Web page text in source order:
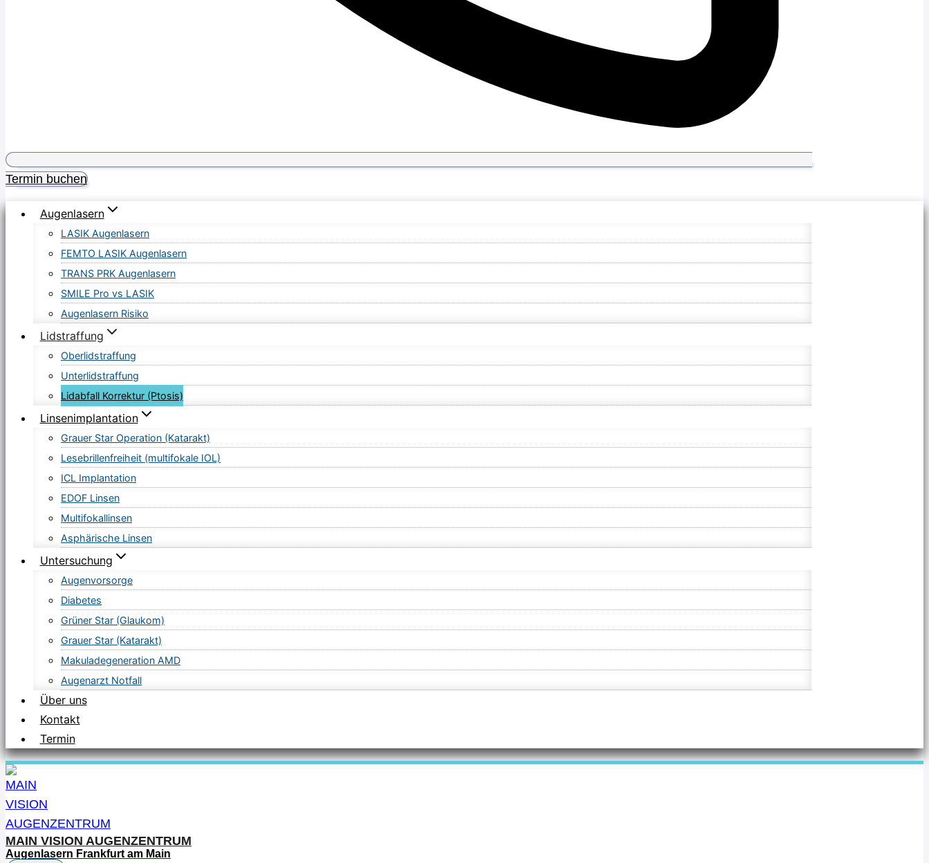
Termin buchen
Augenlasern
LASIK Augenlasern
FEMTO LASIK Augenlasern
TRANS PRK Augenlasern
SMILE Pro vs LASIK
Augenlasern Risiko
Lidstraffung
Oberlidstraffung
Unterlidstraffung
Lidabfall Korrektur (Ptosis)
Linsenimplantation
Grauer Star Operation (Katarakt)
Lesebrillenfreiheit (multifokale IOL)
ICL Implantation
EDOF Linsen
Multifokallinsen
Asphärische Linsen
Untersuchung
Augenvorsorge
Diabetes
Grüner Star (Glaukom)
Grauer Star (Katarakt)
Makuladegeneration AMD
Augenarzt Notfall
Über uns
Kontakt
Termin
MAIN VISION AUGENZENTRUM
Augenlasern Frankfurt am Main